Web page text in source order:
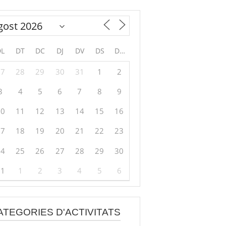
DT DC DJ DV DS DG
28 29 30 31 1
2
4 5 6 7 8
9
11 12 13 14 15
16
18 19 20 21 22
23
25 26 27 28 29
30
1 2 3 4 5 6
D'ACTIVITATS